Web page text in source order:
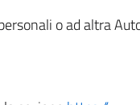
o ad altra